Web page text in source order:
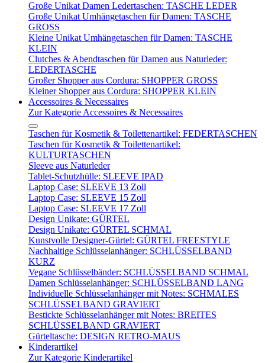
Große Unikat Damen Ledertaschen: TASCHE LEDER
Große Unikat Umhängetaschen für Damen: TASCHE
GROSS
Kleine Unikat Umhängetaschen für Damen: TASCHE
KLEIN
Clutches & Abendtaschen für Damen aus Naturleder:
LEDERTASCHE
Großer Shopper aus Cordura: SHOPPER GROSS
Kleiner Shopper aus Cordura: SHOPPER KLEIN
Accessoires & Necessaires
Zur Kategorie Accessoires & Necessaires
Taschen für Kosmetik & Toilettenartikel: FEDERTASCHEN
Taschen für Kosmetik & Toilettenartikel:
KULTURTASCHEN
Sleeve aus Naturleder
Tablet-Schutzhülle: SLEEVE IPAD
Laptop Case: SLEEVE 13 Zoll
Laptop Case: SLEEVE 15 Zoll
Laptop Case: SLEEVE 17 Zoll
Design Unikate: GÜRTEL
Design Unikate: GÜRTEL SCHMAL
Kunstvolle Designer-Gürtel: GÜRTEL FREESTYLE
Nachhaltige Schlüsselanhänger: SCHLÜSSELBAND
KURZ
Vegane Schlüsselbänder: SCHLÜSSELBAND SCHMAL
Damen Schlüsselanhänger: SCHLÜSSELBAND LANG
Individuelle Schlüsselanhänger mit Notes: SCHMALES
SCHLÜSSELBAND GRAVIERT
Bestickte Schlüsselanhänger mit Notes: BREITES
SCHLÜSSELBAND GRAVIERT
Gürteltasche: DESIGN RETRO-MAUS
Kinderartikel
Zur Kategorie Kinderartikel